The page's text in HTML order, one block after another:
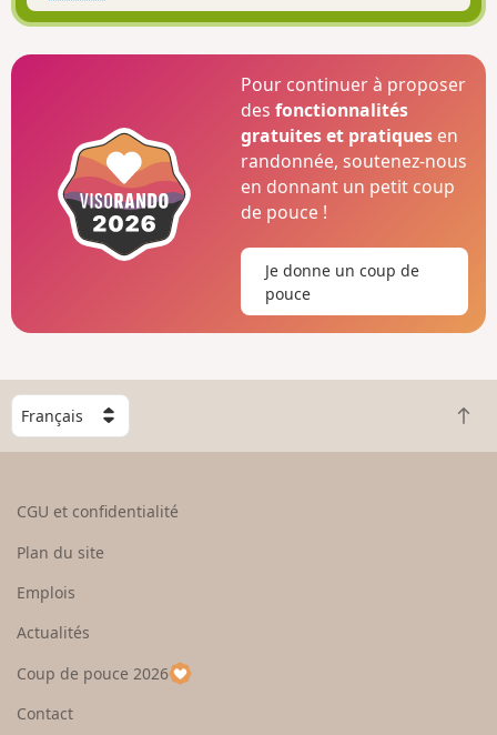
Pour continuer à proposer
desfonctionnalités
gratuites et pratiques en
randonnée, soutenez-nous
en donnant un petit coup
de pouce !
Je donne un coup de
pouce
C
h
o
e
u
p
a
R
e
CGU et confidentialité
Plan du site
Emplois
Actualités
Coup de pouce 2026
Contact